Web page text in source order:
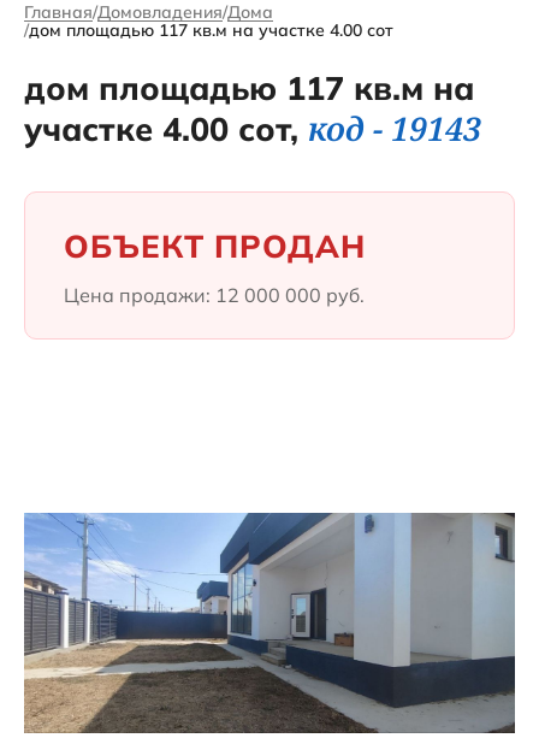
Главная Домовладения Дома
дом площадью 117 кв.м на участке 4.00 сот
дом площадью 117 кв.м на
участке 4.00 сот, код - 19143
ОБЪЕКТ ПРОДАН
Цена продажи: 12 000 000 руб.